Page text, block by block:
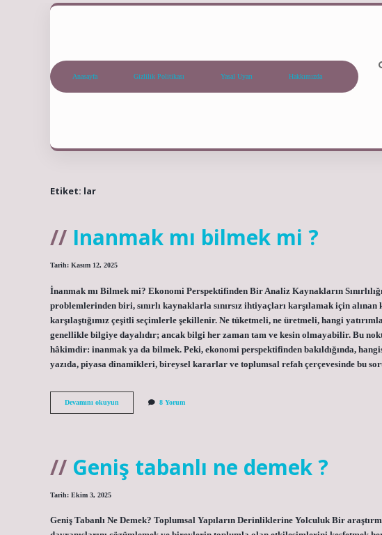
Anasayfa Gizlilik Politikası Yasal Uyarı Hakkımızda
Etiket: lar
Inanmak mı bilmek mi ?
Tarih: Kasım 12, 2025
İnanmak mı Bilmek mi? Ekonomi Perspektifinden Bir Analiz Kaynakların
problemlerinden biri, sınırlı kaynaklarla sınırsız ihtiyaçları karşılamak için
karşılaştığımız çeşitli seçimlerle şekillenir. Ne tüketmeli, ne üretmeli, hangi
genellikle bilgiye dayalıdır; ancak bilgi her zaman tam ve kesin olmayabilir. Bu
hâkimdir: inanmak ya da bilmek. Peki, ekonomi perspektifinden bakıldığında,
yazıda, piyasa dinamikleri, bireysel kararlar ve toplumsal refah çerçevesinde bu
Devamını okuyun
mı
8 Yorum
Geniş tabanlı ne demek ?
Tarih: Ekim 3, 2025
Geniş Tabanlı Ne Demek? Toplumsal Yapıların Derinliklerine Yolculuk Bir